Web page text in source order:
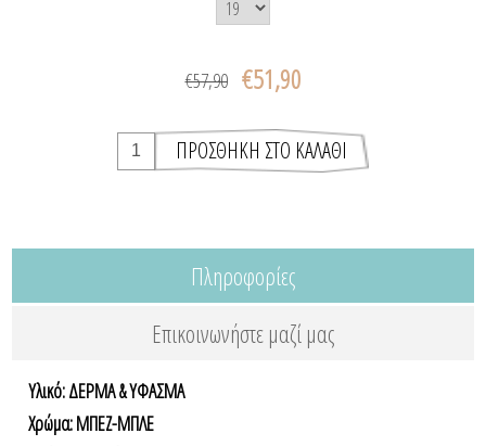
€57,90 €51,90
Πληροφορίες
Επικοινωνήστε μαζί μας
Υλικό: ΔΕΡΜΑ & ΥΦΑΣΜΑ
Χρώμα: ΜΠΕΖ-ΜΠΛΕ